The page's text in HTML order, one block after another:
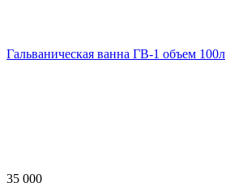
Гальваническая ванна ГВ‑1 объем 100л
35 000